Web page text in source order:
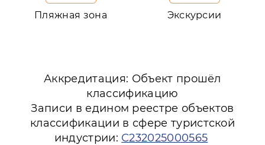
Пляжная зона Экскурсии
Аккредитация: Объект прошёл
классификацию
Записи в едином реестре объектов
классификации в сфере туристской
индустрии: С232025000565